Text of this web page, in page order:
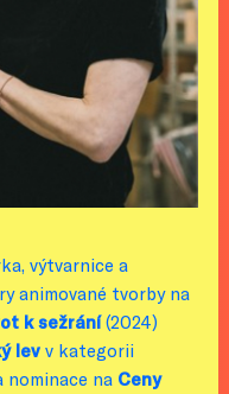
výtvarnice a
animované tvorby na
k sežrání(2024)
lev v kategorii
nominace na Ceny